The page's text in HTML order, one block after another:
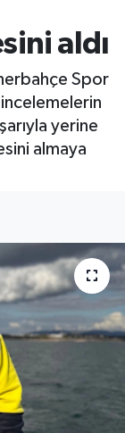
aldı
Spor
incelemelerin
yerine
almaya